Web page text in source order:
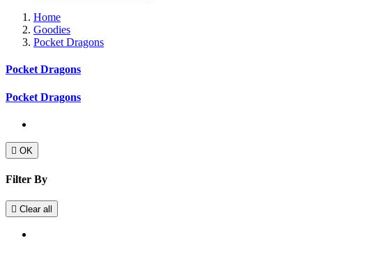
Home
Goodies
Pocket Dragons
Pocket Dragons
Pocket Dragons
 OK
Filter By
 Clear all